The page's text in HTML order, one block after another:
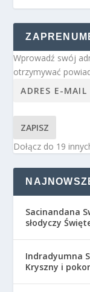
Wprowadź swój
otrzymywać
ZAPISZ
Dołącz do 19
Sacinandana
słodyczy
Indradyumna
Kryszny i